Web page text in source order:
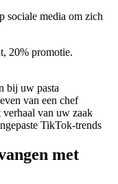
sociale media om zich
20% promotie.
bij uw pasta
van een chef
van uw zaak
TikTok-trends
met